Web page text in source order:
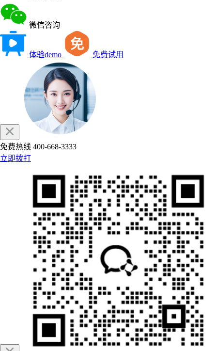
微信咨询
体验demo 免费试用
免费热线 400-668-3333
立即拨打